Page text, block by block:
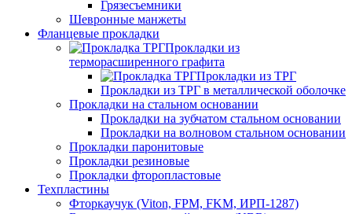
Грязесъемники
Шевронные манжеты
Фланцевые прокладки
Прокладки из
терморасширенного графита
Прокладки из ТРГ
Прокладки из ТРГ в металлической оболочке
Прокладки на стальном основании
Прокладки на зубчатом стальном основании
Прокладки на волновом стальном основании
Прокладки паронитовые
Прокладки резиновые
Прокладки фторопластовые
Техпластины
Фторкаучук (Viton, FPM, FKM, ИРП-1287)